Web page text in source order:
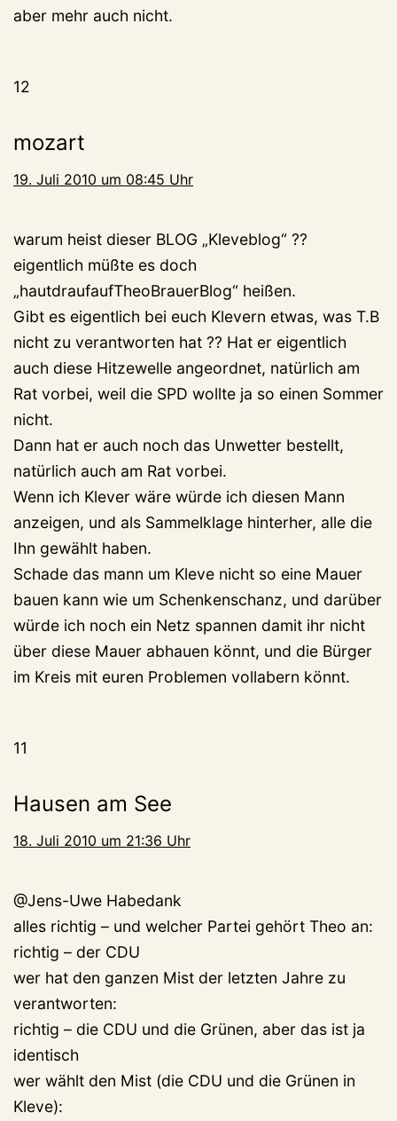
aber mehr auch nicht.
12
mozart
19. Juli 2010 um 08:45 Uhr
warum heist dieser BLOG „Kleveblog“ ??
eigentlich müßte es doch
„hautdraufaufTheoBrauerBlog“ heißen.
Gibt es eigentlich bei euch Klevern etwas, was T.B
nicht zu verantworten hat ?? Hat er eigentlich
auch diese Hitzewelle angeordnet, natürlich am
Rat vorbei, weil die SPD wollte ja so einen Sommer
nicht.
Dann hat er auch noch das Unwetter bestellt,
natürlich auch am Rat vorbei.
Wenn ich Klever wäre würde ich diesen Mann
anzeigen, und als Sammelklage hinterher, alle die
Ihn gewählt haben.
Schade das mann um Kleve nicht so eine Mauer
bauen kann wie um Schenkenschanz, und darüber
würde ich noch ein Netz spannen damit ihr nicht
über diese Mauer abhauen könnt, und die Bürger
im Kreis mit euren Problemen vollabern könnt.
11
Hausen am See
18. Juli 2010 um 21:36 Uhr
@Jens-Uwe Habedank
alles richtig – und welcher Partei gehört Theo an:
richtig – der CDU
wer hat den ganzen Mist der letzten Jahre zu
verantworten:
richtig – die CDU und die Grünen, aber das ist ja
identisch
wer wählt den Mist (die CDU und die Grünen in
Kleve):